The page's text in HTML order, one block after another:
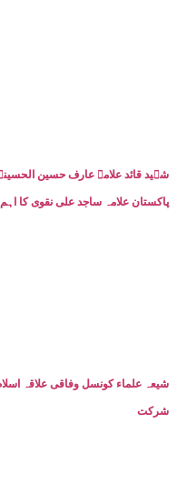
پاکستان علامہ ساجد علی نقوی کا اہم
شیعہ علماء کونسل وفاقی علاقہ
شرکت